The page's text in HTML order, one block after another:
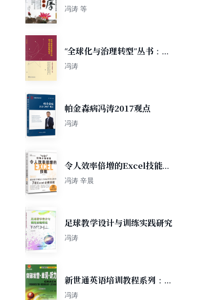
髂部常见病卷
冯涛 等
“全球化与治理转型”丛书：新
型城镇化进程中的地方政府治
冯涛
帕金森病冯涛2017观点
冯涛
令人效率倍增的Excel技能：
“社会人”职场必备秘籍
冯涛 辛晨
足球教学设计与训练实践研究
冯涛
新世通英语培训教程系列：突
破发音单词听力（辅音版）
冯涛